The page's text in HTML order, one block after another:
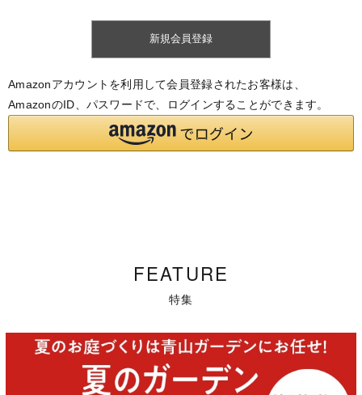
Amazonアカウントを利用して会員登録されたお客様は、
AmazonのID、パスワードで、ログインすることができます。
FEATURE
特集